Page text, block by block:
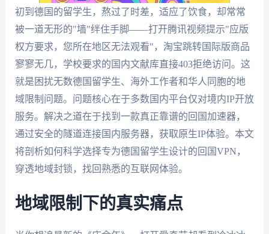
初到德国的留学生，熬过了时差，适应了饮食，却常常
被一道无形的"墙"绊住手脚——打开腾讯视频提示"应版
权方要求，您所在地区无法观看"，淘宝跳转国际版商品
寥寥无几，学校要求的国内文献库直接403拒绝访问。这
就是困扰无数德国留学生、海外工作者和华人同胞的地
域限制问题。问题核心在于多数国内平台仅对境内IP开放
服务。解决之道在于找到一款真正靠谱的回国加速器，
通过安全的隧道连接国内服务器，获取原生IP体验。本文
将剖析如何科学选择专为德国留学生设计的回国VPN，
穿透地域封锁，找回熟悉的互联网体验。
地域限制下的真实痛点